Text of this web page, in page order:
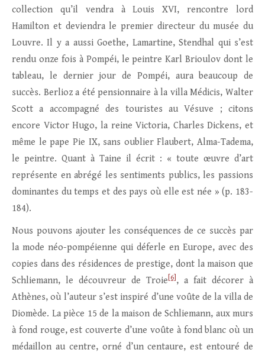
collection qu’il vendra à Louis XVI, rencontre lord
Hamilton et deviendra le premier directeur du musée du
Louvre. Il y a aussi Goethe, Lamartine, Stendhal qui s’est
rendu onze fois à Pompéi, le peintre Karl Brioulov dont le
tableau, le dernier jour de Pompéi, aura beaucoup de
succès. Berlioz a été pensionnaire à la villa Médicis, Walter
Scott a accompagné des touristes au Vésuve ; citons
encore Victor Hugo, la reine Victoria, Charles Dickens, et
même le pape Pie IX, sans oublier Flaubert, Alma-Tadema,
le peintre. Quant à Taine il écrit : « toute œuvre d’art
représente en abrégé les sentiments publics, les passions
dominantes du temps et des pays où elle est née » (p. 183-
184).
Nous pouvons ajouter les conséquences de ce succès par
la mode néo-pompéienne qui déferle en Europe, avec des
copies dans des résidences de prestige, dont la maison que
Schliemann, le découvreur de Troie [6] , a fait décorer à
Athènes, où l’auteur s’est inspiré d’une voûte de la villa de
Diomède. La pièce 15 de la maison de Schliemann, aux murs
à fond rouge, est couverte d’une voûte à fond blanc où un
médaillon au centre, orné d’un centaure, est entouré de